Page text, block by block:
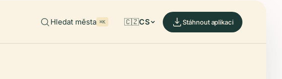
Hledat města ⌘K 🇨🇿CS Stáhnout aplikaci